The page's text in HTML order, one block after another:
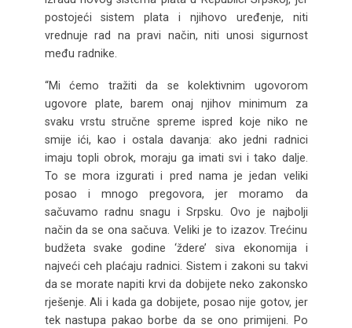
postojeći sistem plata i njihovo uređenje, niti
vrednuje rad na pravi način, niti unosi sigurnost
među radnike.
“Mi ćemo tražiti da se kolektivnim ugovorom
ugovore plate, barem onaj njihov minimum za
svaku vrstu stručne spreme ispred koje niko ne
smije ići, kao i ostala davanja: ako jedni radnici
imaju topli obrok, moraju ga imati svi i tako dalje.
To se mora izgurati i pred nama je jedan veliki
posao i mnogo pregovora, jer moramo da
sačuvamo radnu snagu i Srpsku. Ovo je najbolji
način da se ona sačuva. Veliki je to izazov. Trećinu
budžeta svake godine ‘ždere’ siva ekonomija i
najveći ceh plaćaju radnici. Sistem i zakoni su takvi
da se morate napiti krvi da dobijete neko zakonsko
rješenje. Ali i kada ga dobijete, posao nije gotov, jer
tek nastupa pakao borbe da se ono primijeni. Po